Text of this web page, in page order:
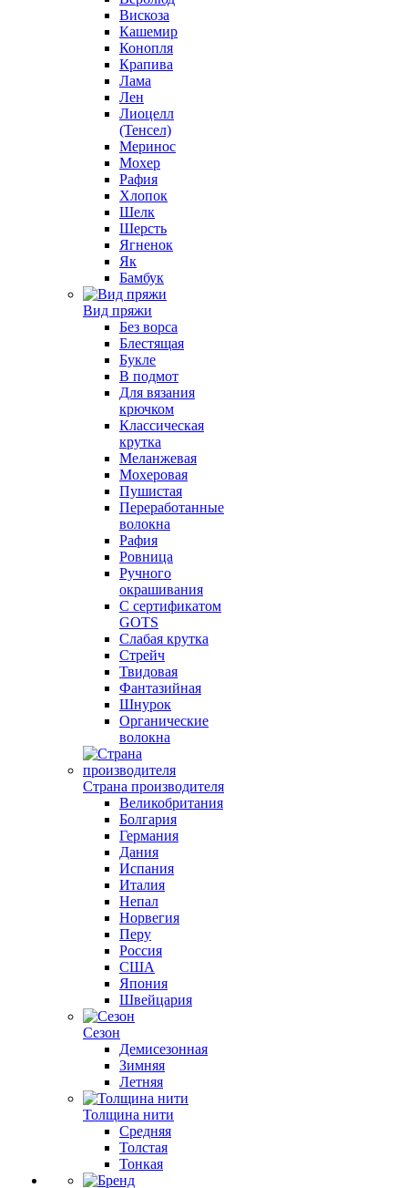
Вискоза
Кашемир
Конопля
Крапива
Лама
Лен
Лиоцелл
(Тенсел)
Меринос
Мохер
Рафия
Хлопок
Шелк
Шерсть
Ягненок
Як
Бамбук
Вид пряжи
Без ворса
Блестящая
Букле
В подмот
Для вязания
крючком
Классическая
крутка
Меланжевая
Мохеровая
Пушистая
Переработанные
волокна
Рафия
Ровница
Ручного
окрашивания
С сертификатом
GOTS
Слабая крутка
Стрейч
Твидовая
Фантазийная
Шнурок
Органические
волокна
Страна производителя
Великобритания
Болгария
Германия
Дания
Испания
Италия
Непал
Норвегия
Перу
Россия
США
Япония
Швейцария
Сезон
Демисезонная
Зимняя
Летняя
Толщина нити
Средняя
Толстая
Тонкая